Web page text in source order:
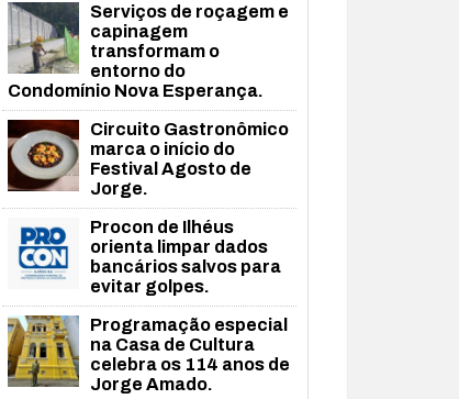
Serviços de roçagem e
capinagem
transformam o
entorno do
Condomínio Nova Esperança.
Circuito Gastronômico
marca o início do
Festival Agosto de
Jorge.
Procon de Ilhéus
orienta limpar dados
bancários salvos para
evitar golpes.
Programação especial
na Casa de Cultura
celebra os 114 anos de
Jorge Amado.